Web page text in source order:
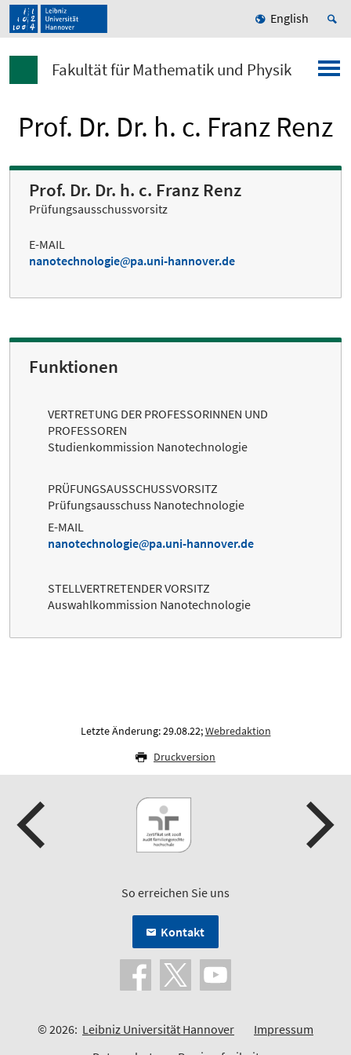
English
Fakultät für Mathematik und Physik
Prof. Dr. Dr. h. c. Franz Renz
Prof. Dr. Dr. h. c. Franz Renz
Prüfungsausschussvorsitz
E-MAIL
nanotechnologie
pa.uni-hannover.de
Funktionen
VERTRETUNG DER PROFESSORINNEN UND
PROFESSOREN
Studienkommission Nanotechnologie
PRÜFUNGSAUSSCHUSSVORSITZ
Prüfungsausschuss Nanotechnologie
E-MAIL
nanotechnologie
pa.uni-hannover.de
STELLVERTRETENDER VORSITZ
Auswahlkommission Nanotechnologie
Letzte Änderung: 29.08.22;Webredaktion
Druckversion
So erreichen Sie uns
Kontakt
© 2026: Leibniz Universität Hannover
Impressum